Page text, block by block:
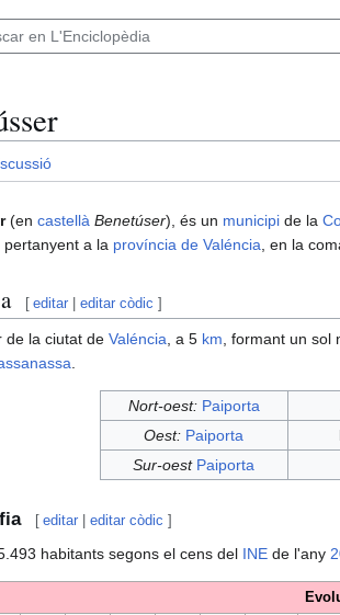
(en castellà Benetúser), és un municipi de la
, pertanyent a la província de Valéncia , en la
[ editar |editar còdic ]
de la ciutat de Valéncia , a 5 km , formant un
Nort-oest: Paiporta
Oest: Paiporta
Sur-oest Paiporta
[ editar |editar còdic ]
habitants segons el cens del INE de l'any